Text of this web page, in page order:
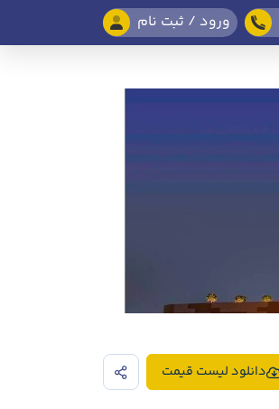
ورود / ثبت نام
دانلود لیست قیمت